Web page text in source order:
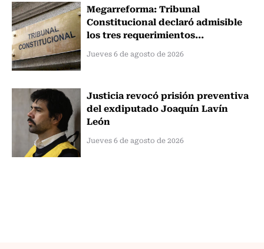
Megarreforma: Tribunal
Constitucional declaró admisible
los tres requerimientos...
Jueves 6 de agosto de 2026
Justicia revocó prisión preventiva
del exdiputado Joaquín Lavín
León
Jueves 6 de agosto de 2026